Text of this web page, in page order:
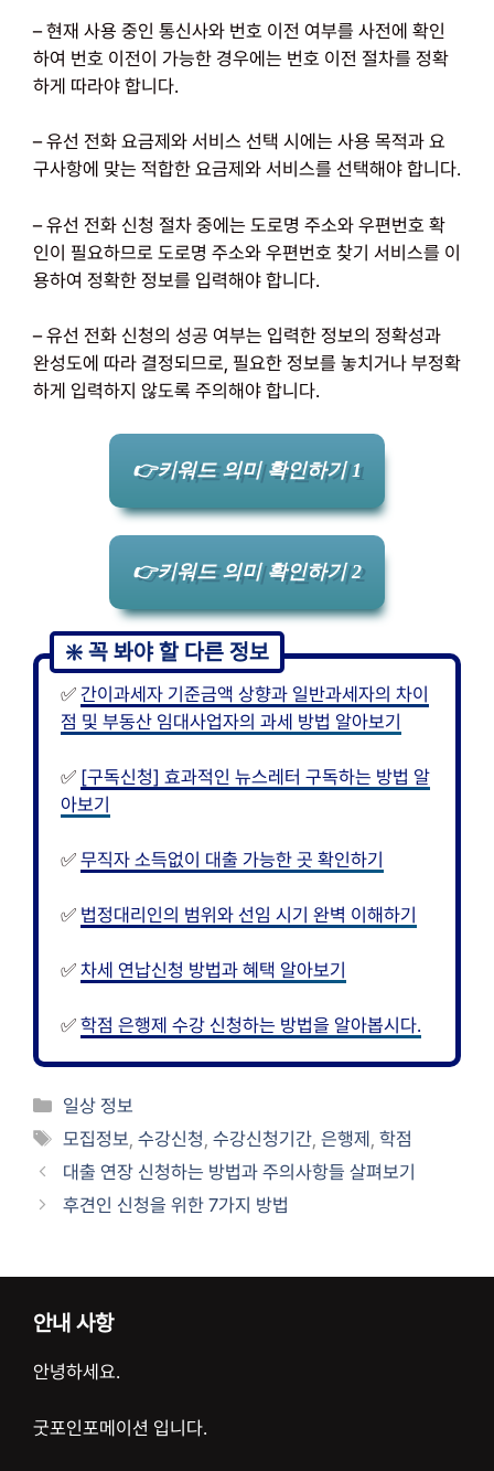
– 현재 사용 중인 통신사와 번호 이전 여부를 사전에 확인
하여 번호 이전이 가능한 경우에는 번호 이전 절차를 정확
하게 따라야 합니다.
– 유선 전화 요금제와 서비스 선택 시에는 사용 목적과 요
구사항에 맞는 적합한 요금제와 서비스를 선택해야 합니다.
– 유선 전화 신청 절차 중에는 도로명 주소와 우편번호 확
인이 필요하므로 도로명 주소와 우편번호 찾기 서비스를 이
용하여 정확한 정보를 입력해야 합니다.
– 유선 전화 신청의 성공 여부는 입력한 정보의 정확성과
완성도에 따라 결정되므로, 필요한 정보를 놓치거나 부정확
하게 입력하지 않도록 주의해야 합니다.
👉키워드 의미 확인하기 1
👉키워드 의미 확인하기 2
✅ 간이과세자 기준금액 상향과 일반과세자의 차이
점 및 부동산 임대사업자의 과세 방법 알아보기
✅ [구독신청] 효과적인 뉴스레터 구독하는 방법 알
아보기
✅ 무직자 소득없이 대출 가능한 곳 확인하기
✅ 법정대리인의 범위와 선임 시기 완벽 이해하기
✅ 차세 연납신청 방법과 혜택 알아보기
✅ 학점 은행제 수강 신청하는 방법을 알아봅시다.
카
테
리
일상 정보
태
그
모집정보,수강신청,수강신청기간,은행제 ,학점
대출 연장 신청하는 방법과 주의사항들 살펴보기
후견인 신청을 위한 7가지 방법
안내 사항
안녕하세요.
굿포인포메이션 입니다.